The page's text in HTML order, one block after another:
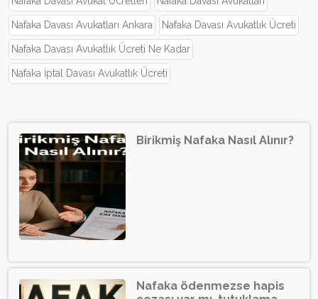
Nafaka Davası Avukatları Ankara Nafaka Davası Avukatlık Ücreti
Nafaka Davası Avukatlık Ücreti Ne Kadar
Nafaka İptal Davası Avukatlık Ücreti
Birikmiş Nafaka Nasıl Alınır?
Nafaka ödenmezse hapis